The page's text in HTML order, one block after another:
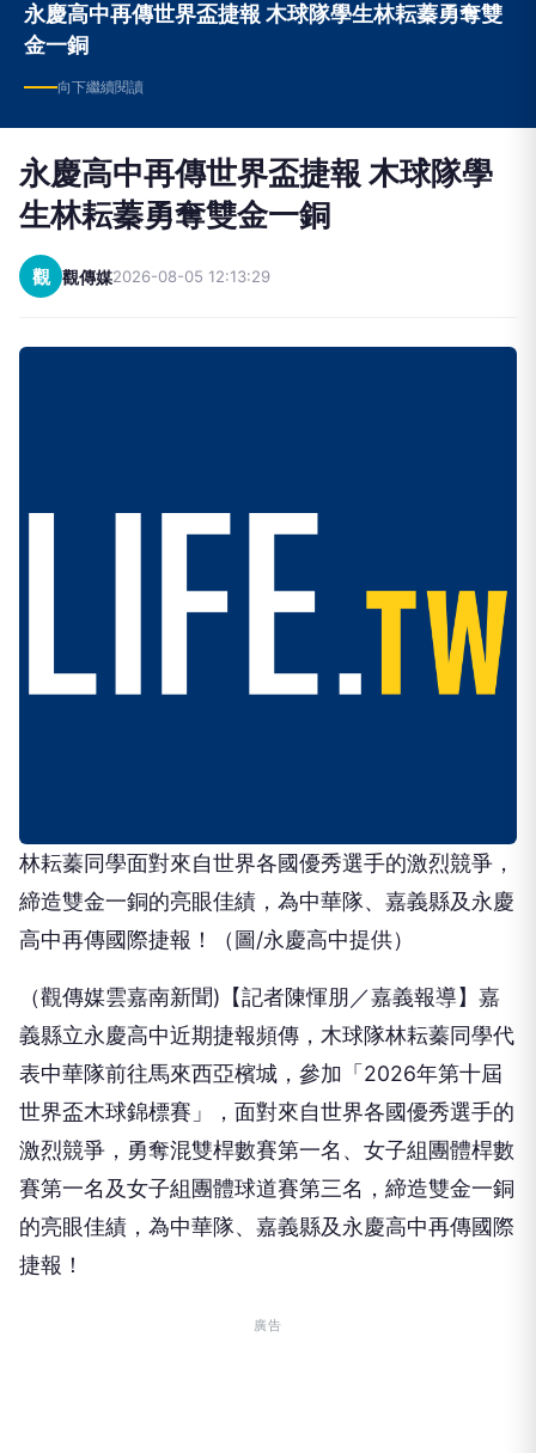
永慶高中再傳世界盃捷報 木球隊學生林耘蓁勇奪雙
金一銅
向下繼續閱讀
永慶高中再傳世界盃捷報 木球隊學
生林耘蓁勇奪雙金一銅
觀 觀傳媒2026-08-05 12:13:29
林耘蓁同學面對來自世界各國優秀選手的激烈競爭，
締造雙金一銅的亮眼佳績，為中華隊、嘉義縣及永慶
高中再傳國際捷報！（圖/永慶高中提供）
（觀傳媒雲嘉南新聞)【記者陳惲朋／嘉義報導】嘉
義縣立永慶高中近期捷報頻傳，木球隊林耘蓁同學代
表中華隊前往馬來西亞檳城，參加「2026年第十屆
世界盃木球錦標賽」，面對來自世界各國優秀選手的
激烈競爭，勇奪混雙桿數賽第一名、女子組團體桿數
賽第一名及女子組團體球道賽第三名，締造雙金一銅
的亮眼佳績，為中華隊、嘉義縣及永慶高中再傳國際
捷報！
廣告